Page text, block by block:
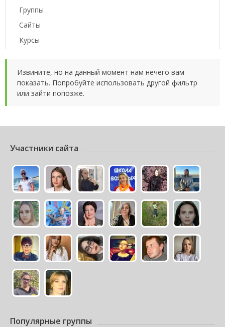
Группы
Сайты
Курсы
Извините, но на данный момент нам нечего вам
показать. Попробуйте использовать другой фильтр
или зайти попозже.
Участники сайта
Популярные группы